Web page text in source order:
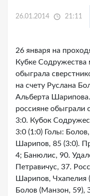
26.01.2014 21:11
26 января на
Кубке
обыграла
на счету Руслана
Альберта
россияне обыграли
3:0. Кубок
3:0 (1:0) Голы:
Шарипов, 85 (3:0).
4; Банюлис, 90.
Петравичус, 37.
Шарипов, Чхапелия
Болов (Манзон, 59),